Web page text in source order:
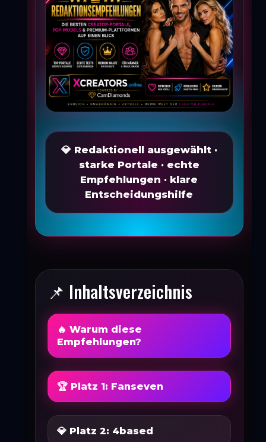
💎 Redaktionell ausgewählt ·
starke Portale · echte
Empfehlungen · klare
Entscheidungshilfe
📌 Inhaltsverzeichnis
🔥 Warum diese
Empfehlungen?
🏆 Platz 1: Fanseven
💎 Platz 2: 4based